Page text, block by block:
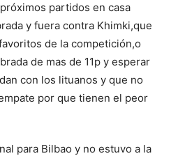
partidos en casa
y fuera contra Khimki,que
de la competición,o
de mas de 11p y esperar
con los lituanos y que no
por que tienen el peor
para Bilbao y no estuvo a la